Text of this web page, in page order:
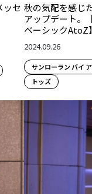
ッセ 秋の気配を感じ
アップデート。
ベーシックAtoZ】
2024.09.26
サンローラン バイ
トッズ